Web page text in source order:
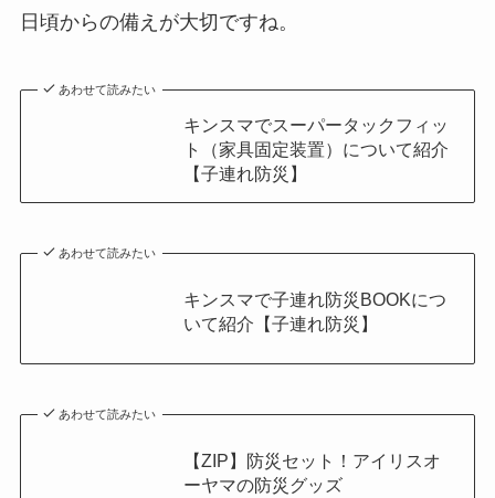
日頃からの備えが大切ですね。
あわせて読みたい
キンスマでスーパータックフィッ
ト（家具固定装置）について紹介
【子連れ防災】
あわせて読みたい
キンスマで子連れ防災BOOKにつ
いて紹介【子連れ防災】
あわせて読みたい
【ZIP】防災セット！アイリスオ
ーヤマの防災グッズ